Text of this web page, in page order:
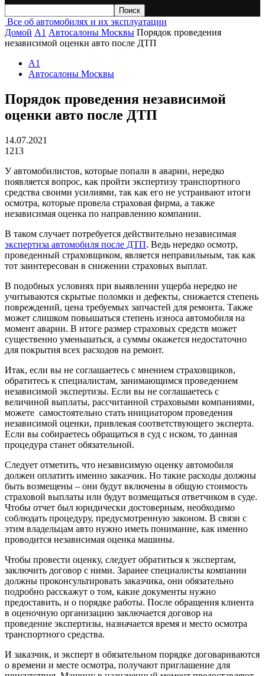
Все об автомобилях и их эксплуатации
Домой A1 Автосалоны Москвы Порядок проведения
независимой оценки авто после ДТП
A1
Автосалоны Москвы
Порядок проведения независимой
оценки авто после ДТП
14.07.2021
1213
У автомобилистов, которые попали в аварии, нередко
появляется вопрос, как пройти экспертизу транспортного
средства своими усилиями, так как его не устраивают итоги
осмотра, которые провела страховая фирма, а также
независимая оценка по направлению компании.
В таком случает потребуется действительно независимая
экспертиза автомобиля после ДТП. Ведь нередко осмотр,
проведенный страховщиком, является неправильным, так как
тот заинтересован в снижении страховых выплат.
В подобных условиях при выявлении ущерба нередко не
учитываются скрытые поломки и дефекты, снижается степень
повреждений, цена требуемых запчастей для ремонта. Также
может слишком повышаться степень износа автомобиля на
момент аварии. В итоге размер страховых средств может
существенно уменьшаться, а суммы окажется недостаточно
для покрытия всех расходов на ремонт.
Итак, если вы не соглашаетесь с мнением страховщиков,
обратитесь к специалистам, занимающимся проведением
независимой экспертизы. Если вы не соглашаетесь с
величиной выплаты, рассчитанной страховыми компаниями,
можете самостоятельно стать инициатором проведения
независимой оценки, привлекая соответствующего эксперта.
Если вы собираетесь обращаться в суд с иском, то данная
процедура станет обязательной.
Следует отметить, что независимую оценку автомобиля
должен оплатить именно заказчик. Но такие расходы должны
быть возмещены – они будут включены в общую стоимость
страховой выплаты или будут возмещаться ответчиком в суде.
Чтобы отчет был юридически достоверным, необходимо
соблюдать процедуру, предусмотренную законом. В связи с
этим владельцам авто нужно иметь понимание, как именно
проводится независимая оценка машины.
Чтобы провести оценку, следует обратиться к экспертам,
заключить договор с ними. Заранее специалисты компании
должны проконсультировать заказчика, они обязательно
подробно расскажут о том, какие документы нужно
предоставить, и о порядке работы. После обращения клиента
в оценочную организацию заключается договор на
проведение экспертизы, назначается время и место осмотра
транспортного средства.
И заказчик, и эксперт в обязательном порядке договариваются
о времени и месте осмотра, получают приглашение для